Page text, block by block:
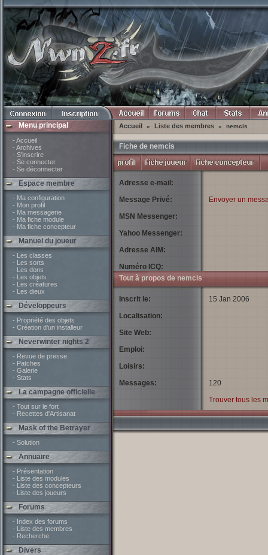
Menu principal
- Accueil
- Archives
- S'inscrire
- Se connecter
- Se déconnecter
Espace membre
- Ma configuration
- Mon profil
- Ma messagerie
- Ma fiche module
- Ma fiche concepteur
Manuel du joueur
- Les classes
- Les sorts
- Les dons
- Les objets
- Les créatures
- Les dieux
Développeurs
- Propriété des objets
- Création d'un installeur
Neverwinter nights 2
- Revue de presse
- Patches
- Galerie
- Stats
La campagne officielle
- Tout sur le fort
- Recettes d'Artisanat
Mask of the Betrayer
- Solution
Annuaire
- Présentation
- Liste des modules
- Liste des concepteurs
- Liste des joueurs
Forums
- Index des forums
- Liste des membres
- Recherche
Divers
Accueil » Liste des membres » nemcis
Fiche de nemcis
Adresse e-mail:
Message Privé:
MSN Messenger:
Yahoo Messenger:
Adresse AIM:
Numéro ICQ:
Envoyer un
Tout à propos de nemcis
Inscrit le:
Localisation:
Site Web:
Emploi:
Loisirs:
Messages:
15 Jan 2006
120
Trouver tous les